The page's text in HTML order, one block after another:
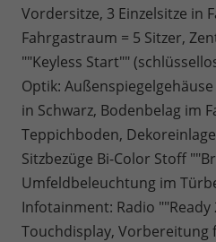
Vordersitze, 3 Einzelsitze in
Fahrgastraum = 5 Sitzer,
""Keyless Start""
Optik:
in Schwarz, Bodenbelag im
Teppichboden,
Sitzbezüge Bi-Color Stoff
Umfeldbeleuchtung im
Infotainment: Radio
Touchdisplay, Vorbereitung